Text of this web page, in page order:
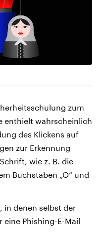
zum
enthielt wahrscheinlich
des Klickens auf
zur Erkennung
wie z. B. die
Buchstaben „O“ und
in denen selbst der
Phishing-E-Mail